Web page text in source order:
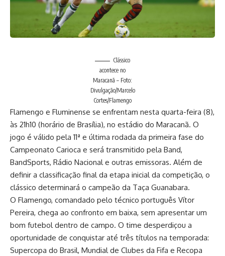
Clássico
acontece no
Maracanã – Foto:
Divulgação/Marcelo
Cortes/Flamengo
Flamengo e Fluminense se enfrentam nesta quarta-feira (8),
às 21h10 (horário de Brasília), no estádio do Maracanã. O
jogo é válido pela 11ª e última rodada da primeira fase do
Campeonato Carioca e será transmitido pela Band,
BandSports, Rádio Nacional e outras emissoras. Além de
definir a classificação final da etapa inicial da competição, o
clássico determinará o campeão da Taça Guanabara.
O Flamengo, comandado pelo técnico português Vítor
Pereira, chega ao confronto em baixa, sem apresentar um
bom futebol dentro de campo. O time desperdiçou a
oportunidade de conquistar até três títulos na temporada:
Supercopa do Brasil, Mundial de Clubes da Fifa e Recopa